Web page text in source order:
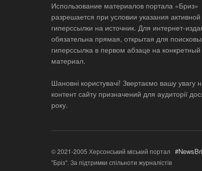
Использование материалов портала «Бриз»
разрешается при условии указания активной
гиперссылки на источник. Для интернет-
обязательна прямая, открытая для
гиперссылка в первом абзаце на конкретный
материал.
Шановні користувачі! Звертаємо вашу увагу
контент сайту призначений для аудиторії
року.
© 2021-2005 Херсонський міський портал
"Бріз". За підтримки спільноти журналістів